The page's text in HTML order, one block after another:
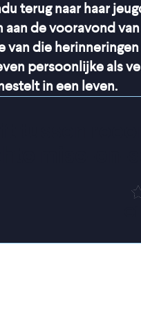
terug naar haar
de vooravond
van die
persoonlijke als
in een leven.
van haar ouders